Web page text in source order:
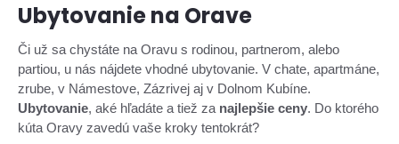
Ubytovanie na Orave
Či už sa chystáte na Oravu s rodinou, partnerom, alebo
partiou, u nás nájdete vhodné ubytovanie. V chate, apartmáne,
zrube, v Námestove, Zázrivej aj v Dolnom Kubíne.
Ubytovanie, aké hľadáte a tiež za najlepšie ceny. Do ktorého
kúta Oravy zavedú vaše kroky tentokrát?